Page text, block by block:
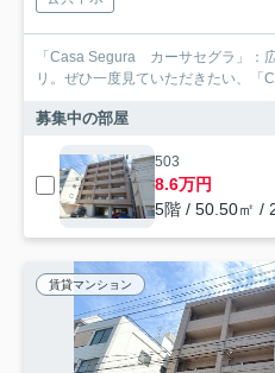
「Casa Segura カーサセグラ」：
リ。ぜひ一度見ていただきたい、「
募集中の部屋
503
8.6万円
5階 / 50.50㎡ /
賃貸マンション